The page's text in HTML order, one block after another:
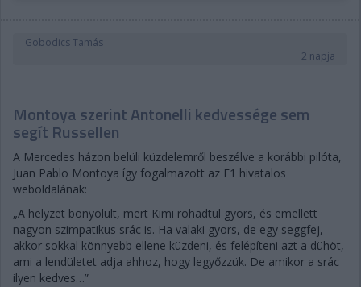
Gobodics Tamás
2 napja
Montoya szerint Antonelli kedvessége sem
segít Russellen
A Mercedes házon belüli küzdelemről beszélve a korábbi pilóta,
Juan Pablo Montoya így fogalmazott az F1 hivatalos
weboldalának:
„A helyzet bonyolult, mert Kimi rohadtul gyors, és emellett
nagyon szimpatikus srác is. Ha valaki gyors, de egy seggfej,
akkor sokkal könnyebb ellene küzdeni, és felépíteni azt a dühöt,
ami a lendületet adja ahhoz, hogy legyőzzük. De amikor a srác
ilyen kedves…”